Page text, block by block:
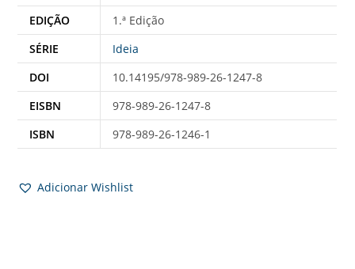
EDIÇÃO
1.ª Edição
SÉRIE
Ideia
DOI
10.14195/978-989-26-1247-8
EISBN
978-989-26-1247-8
ISBN
978-989-26-1246-1
Adicionar Wishlist